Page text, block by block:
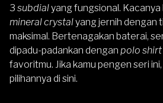
3 subdialyang fungsional.
mineral crystalyang jernih dengan
maksimal. Bertenagakan baterai,
dipadu-padankan dengan polo shirt
favoritmu. Jika kamu pengen seri ini,
pilihannya di sini.